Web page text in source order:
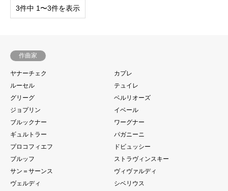
3件中 1〜3件を表示
作曲家
ヤナーチェク
カプレ
ルーセル
テュイレ
グリーグ
ベルリオーズ
ジョプリン
イベール
ブルックナー
ワーグナー
ギュルトラー
パガニーニ
プロコフィエフ
ドビュッシー
ブルッフ
ストラヴィンスキー
サン＝サーンス
ヴィヴァルディ
ヴェルディ
シベリウス